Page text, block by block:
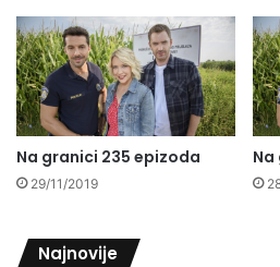
Na granici 235 epizoda
29/11/2019
Najnovije